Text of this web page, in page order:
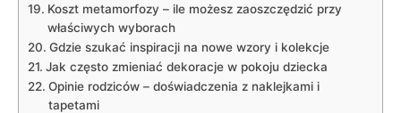
Koszt metamorfozy – ile możesz zaoszczędzić przy
właściwych ‌wyborach
Gdzie szukać ⁢inspiracji na​ nowe⁢ wzory i kolekcje
Jak ​często zmieniać dekoracje w pokoju dziecka
Opinie rodziców – doświadczenia ‌z ​naklejkami⁣ i
tapetami